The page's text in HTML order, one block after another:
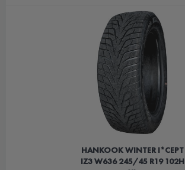
HANKOOK WINTER I*CEPT
IZ3 W636 245/45 R19 102H